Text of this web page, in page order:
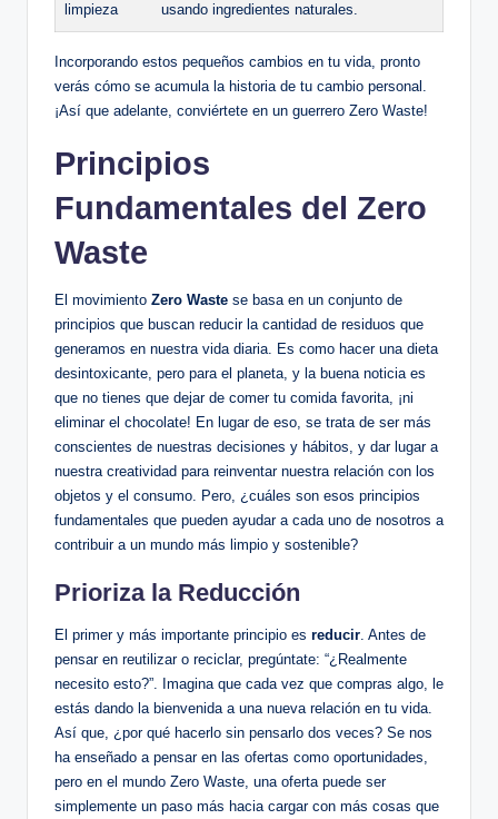
limpieza usando ingredientes naturales.
Incorporando estos pequeños cambios en tu vida, pronto
verás cómo se acumula la historia de tu cambio personal.
¡Así que adelante, conviértete en un guerrero Zero Waste!
Principios
Fundamentales del Zero
Waste
El movimiento Zero Waste se basa en un conjunto de
principios que buscan reducir la cantidad de residuos que
generamos en nuestra vida diaria. Es como hacer una dieta
desintoxicante, pero para el planeta, y la buena noticia es
que no tienes que dejar de comer tu comida favorita, ¡ni
eliminar el chocolate! En lugar de eso, se trata de ser más
conscientes de nuestras decisiones y hábitos, y dar lugar a
nuestra creatividad para reinventar nuestra relación con los
objetos y el consumo. Pero, ¿cuáles son esos principios
fundamentales que pueden ayudar a cada uno de nosotros a
contribuir a un mundo más limpio y sostenible?
Prioriza la Reducción
El primer y más importante principio es reducir. Antes de
pensar en reutilizar o reciclar, pregúntate: “¿Realmente
necesito esto?”. Imagina que cada vez que compras algo, le
estás dando la bienvenida a una nueva relación en tu vida.
Así que, ¿por qué hacerlo sin pensarlo dos veces? Se nos
ha enseñado a pensar en las ofertas como oportunidades,
pero en el mundo Zero Waste, una oferta puede ser
simplemente un paso más hacia cargar con más cosas que